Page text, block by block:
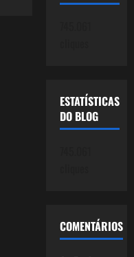
ESTATÍSTICAS
DO BLOG
COMENTÁRIOS